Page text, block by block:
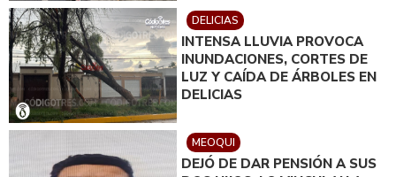
DELICIAS
INTENSA LLUVIA PROVOCA
INUNDACIONES, CORTES DE
LUZ Y CAÍDA DE ÁRBOLES EN
DELICIAS
MEOQUI
DEJÓ DE DAR PENSIÓN A SUS